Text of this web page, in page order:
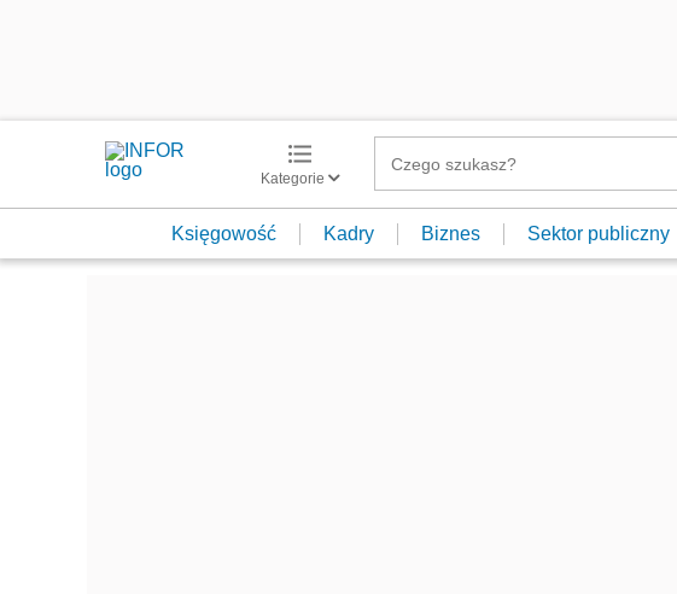
Kategorie
Księgowość Kadry Biznes Sektor publiczny